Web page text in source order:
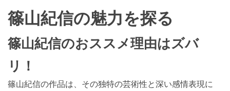
篠山紀信の魅力を探る
篠山紀信のおススメ理由はズバ
リ！
篠山紀信の作品は、その独特の芸術性と深い感情表現に